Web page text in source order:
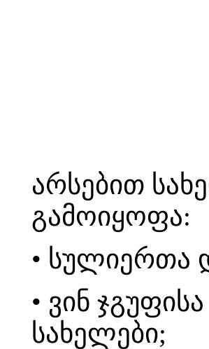
არსებით
გამოიყოფა:
• სულიერთა
• ვინ
სახელები;